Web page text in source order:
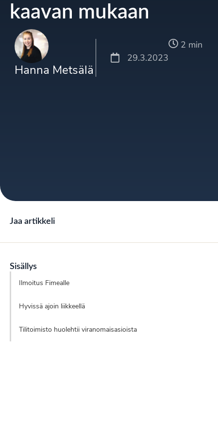
kaavan mukaan
Hanna Metsälä
29.3.2023
2 min
Jaa artikkeli
Sisällys
Ilmoitus Fimealle
Hyvissä ajoin liikkeellä
Tilitoimisto huolehtii viranomaisasioista